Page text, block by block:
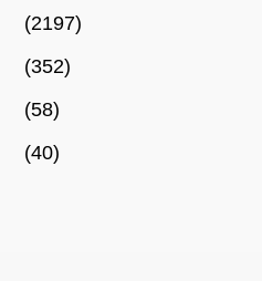
(2197)
(352)
(58)
(40)